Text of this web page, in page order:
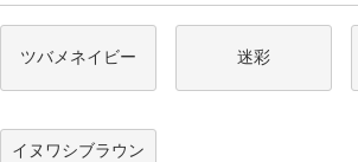
ツバメネイビー 迷彩
イヌワシブラウン